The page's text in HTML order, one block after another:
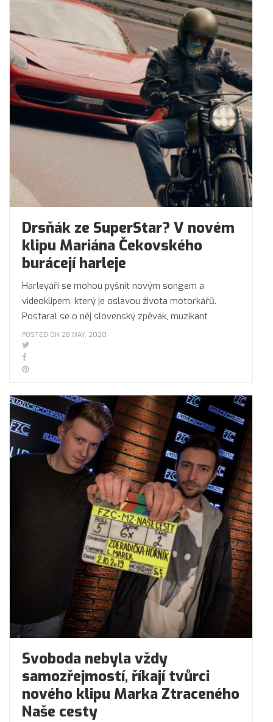
Drsňák ze SuperStar? V novém
klipu Mariána Čekovského
burácejí harleje
Harleyáři se mohou pyšnit novým songem a
videoklipem, který je oslavou života motorkářů.
Postaral se o něj slovenský zpěvák, muzikant
POSTED ON 28 MAY, 2020
Svoboda nebyla vždy
samozřejmostí, říkají tvůrci
nového klipu Marka Ztraceného
Naše cesty